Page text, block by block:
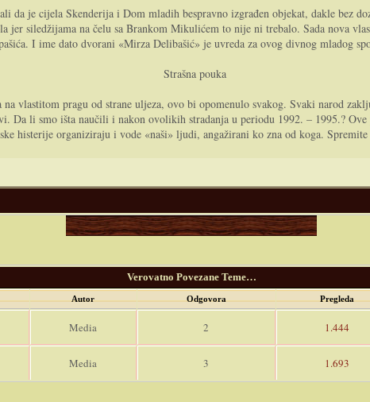
da je cijela Skenderija i Dom mladih bespravno izgrađen objekat, dakle bez
jer siledžijama na čelu sa Brankom Mikulićem to nije ni trebalo. Sada nova
I ime dato dvorani «Mirza Delibašić» je uvreda za ovog divnog mladog
Strašna pouka
vlastitom pragu od strane uljeza, ovo bi opomenulo svakog. Svaki narod
Da li smo išta naučili i nakon ovolikih stradanja u periodu 1992. – 1995.?
histerije organiziraju i vode «naši» ljudi, angažirani ko zna od koga.
Verovatno Povezane Teme…
Autor Odgovora Pregleda
Media 2 1.444
Media 3 1.693